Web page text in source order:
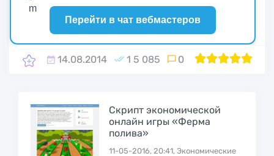
Перейти в чат вебмастеров
14.08.2014 1 5 085 0 100
1 2 3 4 5
Cкрипт экономической
онлайн игры «Ферма
полива»
11-05-2016, 20:41, Экономические